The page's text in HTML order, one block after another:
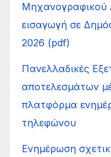
Μηχανογραφικού
εισαγωγή σε
2026 (pdf)
Πανελλαδικές
αποτελεσμάτων
πλατφόρμα
τηλεφώνου
Ενημέρωση